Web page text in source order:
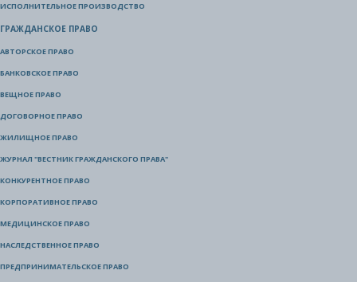
ИСПОЛНИТЕЛЬНОЕ ПРОИЗВОДСТВО
ГРАЖДАНСКОЕ ПРАВО
АВТОРСКОЕ ПРАВО
БАНКОВСКОЕ ПРАВО
ВЕЩНОЕ ПРАВО
ДОГОВОРНОЕ ПРАВО
ЖИЛИЩНОЕ ПРАВО
ЖУРНАЛ "ВЕСТНИК ГРАЖДАНСКОГО ПРАВА"
КОНКУРЕНТНОЕ ПРАВО
КОРПОРАТИВНОЕ ПРАВО
МЕДИЦИНСКОЕ ПРАВО
НАСЛЕДСТВЕННОЕ ПРАВО
ПРЕДПРИНИМАТЕЛЬСКОЕ ПРАВО